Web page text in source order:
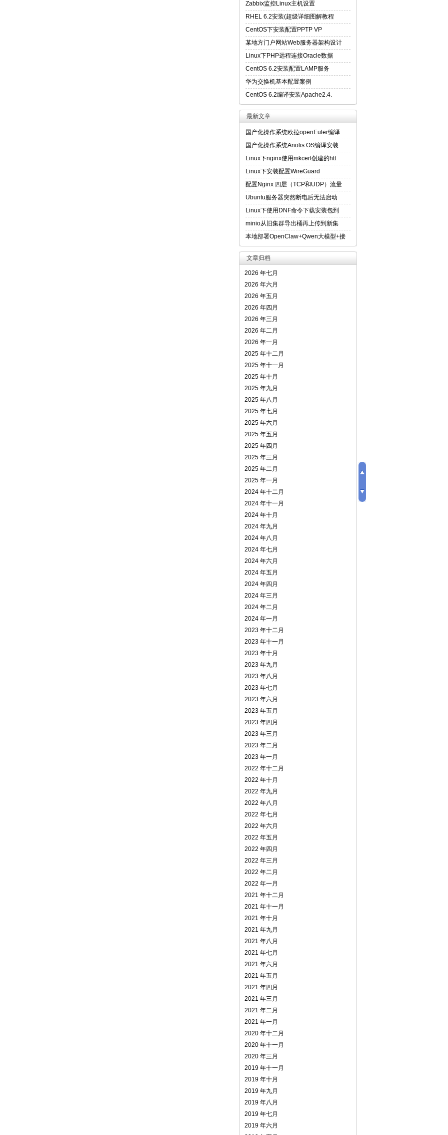
Zabbix监控Linux主机设置
RHEL 6.2安装(超级详细图解教程
CentOS下安装配置PPTP VP
某地方门户网站Web服务器架构设计
Linux下PHP远程连接Oracle数据
CentOS 6.2安装配置LAMP服务
华为交换机基本配置案例
CentOS 6.2编译安装Apache2.4.
最新文章
国产化操作系统欧拉openEuler编译
国产化操作系统Anolis OS编译安装
Linux下nginx使用mkcert创建的htt
Linux下安装配置WireGuard
配置Nginx 四层（TCP和UDP）流量
Ubuntu服务器突然断电后无法启动
Linux下使用DNF命令下载安装包到
minio从旧集群导出桶再上传到新集
本地部署OpenClaw+Qwen大模型+接
文章归档
2026 年七月
2026 年六月
2026 年五月
2026 年四月
2026 年三月
2026 年二月
2026 年一月
2025 年十二月
2025 年十一月
2025 年十月
2025 年九月
2025 年八月
2025 年七月
2025 年六月
2025 年五月
2025 年四月
2025 年三月
2025 年二月
2025 年一月
2024 年十二月
2024 年十一月
2024 年十月
2024 年九月
2024 年八月
2024 年七月
2024 年六月
2024 年五月
2024 年四月
2024 年三月
2024 年二月
2024 年一月
2023 年十二月
2023 年十一月
2023 年十月
2023 年九月
2023 年八月
2023 年七月
2023 年六月
2023 年五月
2023 年四月
2023 年三月
2023 年二月
2023 年一月
2022 年十二月
2022 年十月
2022 年九月
2022 年八月
2022 年七月
2022 年六月
2022 年五月
2022 年四月
2022 年三月
2022 年二月
2022 年一月
2021 年十二月
2021 年十一月
2021 年十月
2021 年九月
2021 年八月
2021 年七月
2021 年六月
2021 年五月
2021 年四月
2021 年三月
2021 年二月
2021 年一月
2020 年十二月
2020 年十一月
2020 年三月
2019 年十一月
2019 年十月
2019 年九月
2019 年八月
2019 年七月
2019 年六月